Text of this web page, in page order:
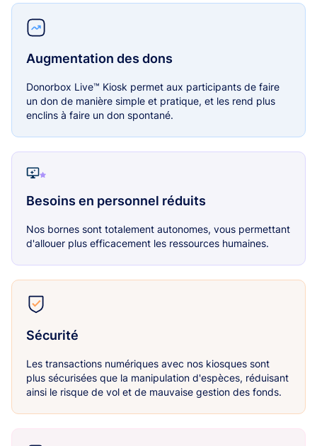
Augmentation des dons
Donorbox Live™ Kiosk permet aux participants de faire
un don de manière simple et pratique, et les rend plus
enclins à faire un don spontané.
Besoins en personnel réduits
Nos bornes sont totalement autonomes, vous permettant
d'allouer plus efficacement les ressources humaines.
Sécurité
Les transactions numériques avec nos kiosques sont
plus sécurisées que la manipulation d'espèces, réduisant
ainsi le risque de vol et de mauvaise gestion des fonds.